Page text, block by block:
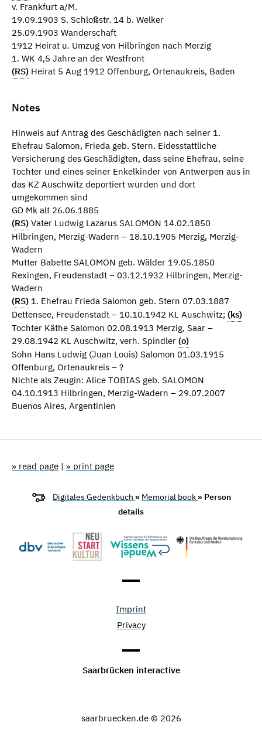
v. Frankfurt a/M.
19.09.1903 S. Schloßstr. 14 b. Welker
25.09.1903 Wanderschaft
1912 Heirat u. Umzug von Hilbringen nach Merzig
1. WK 4,5 Jahre an der Westfront
(RS) Heirat 5 Aug 1912 Offenburg, Ortenaukreis, Baden
Notes
Hinweis auf Antrag des Geschädigten nach seiner 1.
Ehefrau Salomon, Frieda geb. Stern. Eidesstattliche
Versicherung des Geschädigten, dass seine Ehefrau, seine
Tochter und eines seiner Enkelkinder von Antwerpen aus in
das KZ Auschwitz deportiert wurden und dort
umgekommen sind
GD Mk alt 26.06.1885
(RS) Vater Ludwig Lazarus SALOMON 14.02.1850
Hilbringen, Merzig-Wadern – 18.10.1905 Merzig, Merzig-
Wadern
Mutter Babette SALOMON geb. Wälder 19.05.1850
Rexingen, Freudenstadt – 03.12.1932 Hilbringen, Merzig-
Wadern
(RS) 1. Ehefrau Frieda Salomon geb. Stern 07.03.1887
Dettensee, Freudenstadt – 10.10.1942 KL Auschwitz; (ks)
Tochter Käthe Salomon 02.08.1913 Merzig, Saar –
29.08.1942 KL Auschwitz, verh. Spindler (o)
Sohn Hans Ludwig (Juan Louis) Salomon 01.03.1915
Offenburg, Ortenaukreis – ?
Nichte als Zeugin: Alice TOBIAS geb. SALOMON
04.10.1913 Hilbringen, Merzig-Wadern – 29.07.2007
Buenos Aires, Argentinien
» read page | » print page
Digitales Gedenkbuch » Memorial book » Person
details
Imprint
Privacy
Saarbrücken interactive
saarbruecken.de © 2026